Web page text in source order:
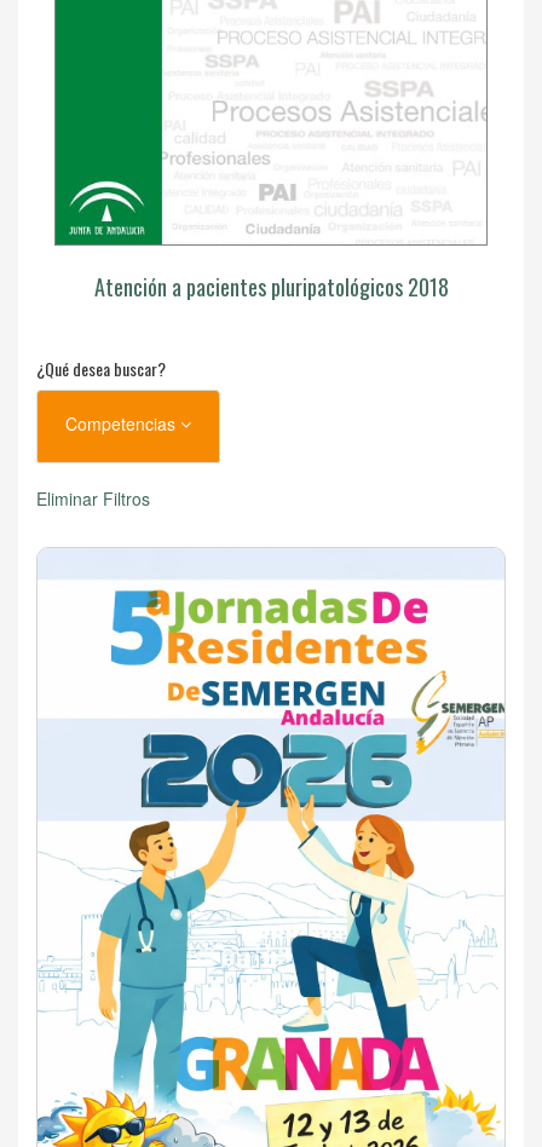
Atención a pacientes pluripatológicos 2018
¿Qué desea buscar?
Competencias
Eliminar Filtros